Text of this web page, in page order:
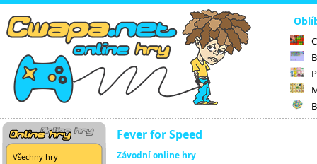
Všechny hry
Fever for Speed
Závodní online hry